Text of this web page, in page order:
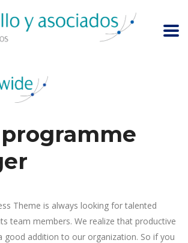
Theme is always looking for talented
team members. We realize that productive
good addition to our organization. So if you